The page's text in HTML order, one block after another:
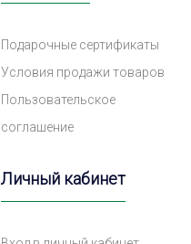
Подарочные сертификаты
Условия продажи товаров
Пользовательское
соглашение
Личный кабинет